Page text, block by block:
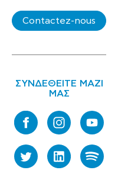
Contactez-nous
ΣΥΝΔΕΘΕΙΤΕ ΜΑΖΙ
ΜΑΣ